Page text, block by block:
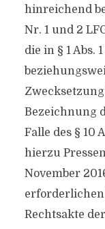
hinreichend
Nr. 1 und 2
die in § 1 Abs.
Bezeichnung
Falle des § 10
hierzu
November
Rechtsakte